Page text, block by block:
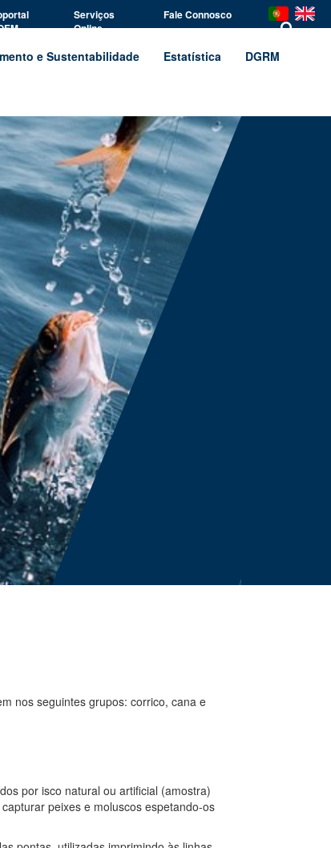
Serviços
Online
Fale Connosco
e Sustentabilidade Estatística DGRM
nos seguintes grupos: corrico, cana e
por isco natural ou artificial (amostra)
peixes e moluscos espetando-os